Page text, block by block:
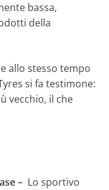
bassa,
della
allo stesso tempo
si fa testimone:
vecchio, il che
– Lo sportivo